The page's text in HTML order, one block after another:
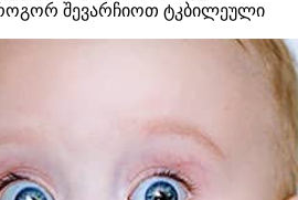
როგორ შევარჩიოთ ტკბილეული